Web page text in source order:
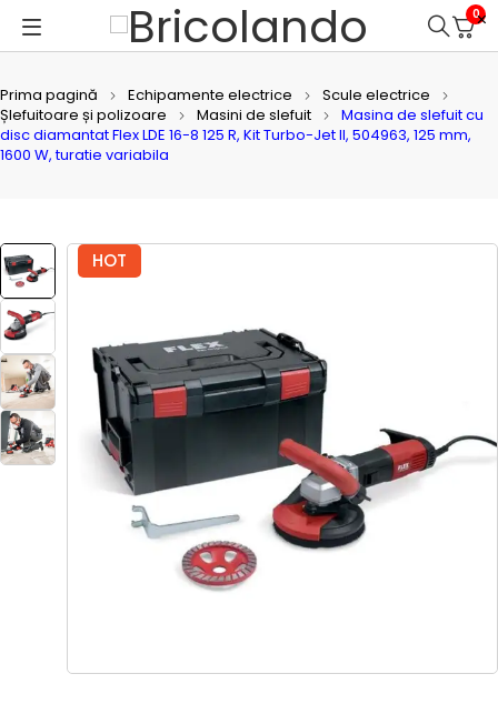
0
Prima pagină Echipamente electrice
Scule electrice
Șlefuitoare și polizoare
Masini de slefuit
Masina de slefuit cu
disc diamantat Flex LDE 16-8 125 R, Kit Turbo-Jet II, 504963, 125 mm,
1600 W, turatie variabila
HOT